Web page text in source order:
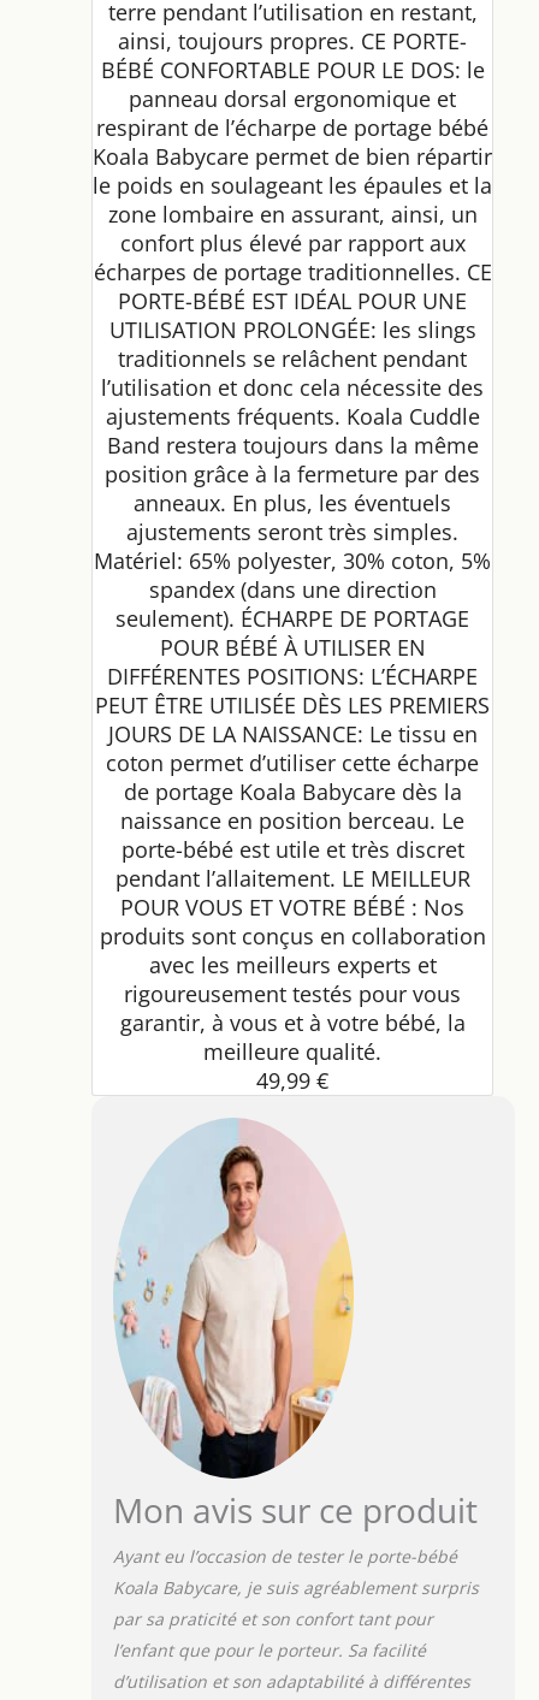
terre pendant l’utilisation en restant,
ainsi, toujours propres. CE PORTE-
BÉBÉ CONFORTABLE POUR LE DOS: le
panneau dorsal ergonomique et
respirant de l’écharpe de portage bébé
Koala Babycare permet de bien répartir
le poids en soulageant les épaules et la
zone lombaire en assurant, ainsi, un
confort plus élevé par rapport aux
écharpes de portage traditionnelles. CE
PORTE-BÉBÉ EST IDÉAL POUR UNE
UTILISATION PROLONGÉE: les slings
traditionnels se relâchent pendant
l’utilisation et donc cela nécessite des
ajustements fréquents. Koala Cuddle
Band restera toujours dans la même
position grâce à la fermeture par des
anneaux. En plus, les éventuels
ajustements seront très simples.
Matériel: 65% polyester, 30% coton, 5%
spandex (dans une direction
seulement). ÉCHARPE DE PORTAGE
POUR BÉBÉ À UTILISER EN
DIFFÉRENTES POSITIONS: L’ÉCHARPE
PEUT ÊTRE UTILISÉE DÈS LES PREMIERS
JOURS DE LA NAISSANCE: Le tissu en
coton permet d’utiliser cette écharpe
de portage Koala Babycare dès la
naissance en position berceau. Le
porte-bébé est utile et très discret
pendant l’allaitement. LE MEILLEUR
POUR VOUS ET VOTRE BÉBÉ : Nos
produits sont conçus en collaboration
avec les meilleurs experts et
rigoureusement testés pour vous
garantir, à vous et à votre bébé, la
meilleure qualité.
49,99 €
Mon avis sur ce produit
Ayant eu l’occasion de tester le porte-bébé
Koala Babycare, je suis agréablement surpris
par sa praticité et son confort tant pour
l’enfant que pour le porteur. Sa facilité
d’utilisation et son adaptabilité à différentes